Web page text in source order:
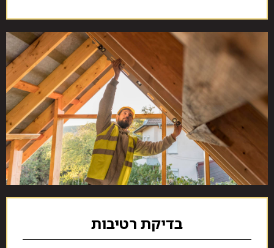
בדיקת רטיבות